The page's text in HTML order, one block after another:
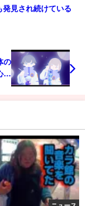
見され続けている
の
霊